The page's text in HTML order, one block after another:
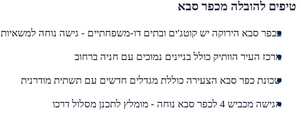
טיפים להובלה מכפר סבא
בכפר סבא הירוקה יש קוטג'ים ובתים דו-משפחתיים - גישה נוחה למשאיות
מרכז העיר הוותיק כולל בניינים נמוכים עם חניה ברחוב
שכונת כפר סבא הצעירה כוללת מגדלים חדשים עם תשתית מודרנית
הגישה מכביש 4 לכפר סבא נוחה - מומלץ לתכנן מסלול דרכו